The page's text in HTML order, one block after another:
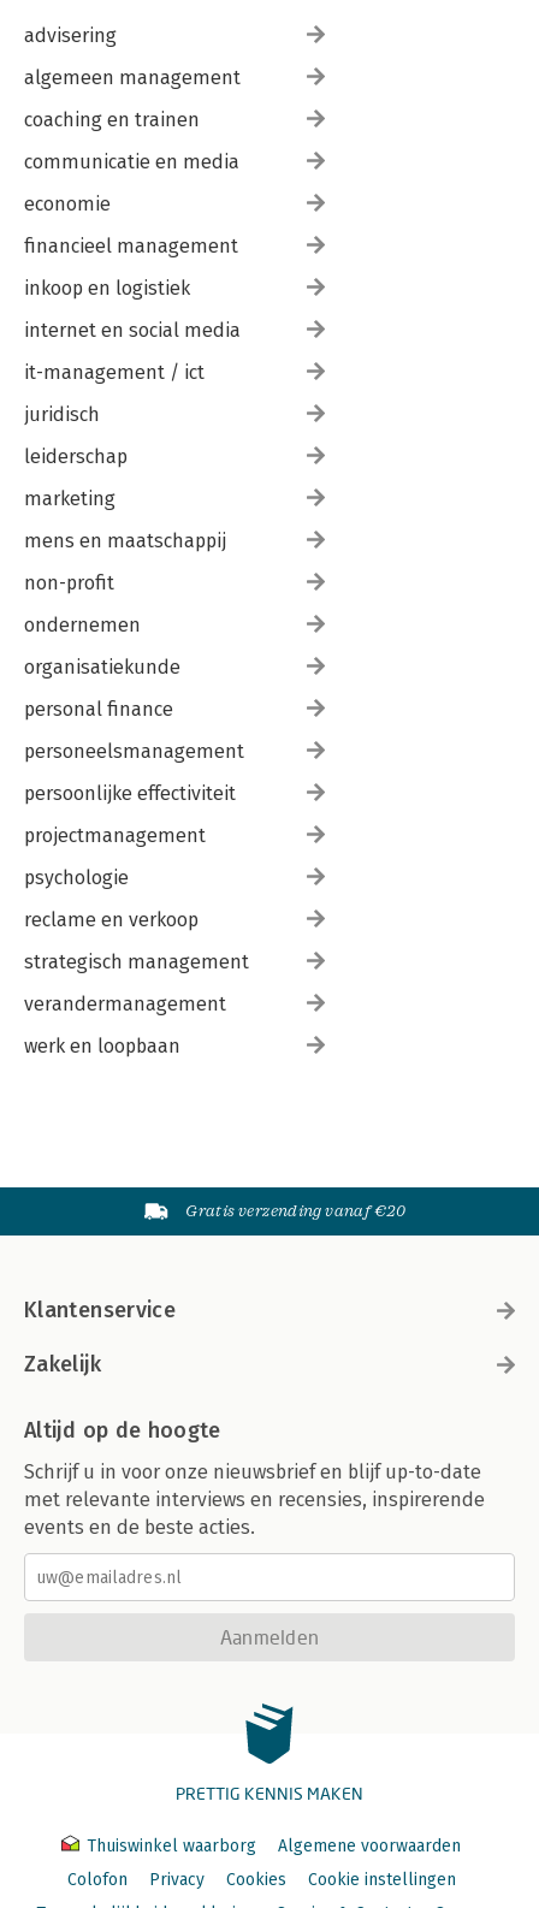
advisering
algemeen management
coaching en trainen
communicatie en media
economie
financieel management
inkoop en logistiek
internet en social media
it-management / ict
juridisch
leiderschap
marketing
mens en maatschappij
non-profit
ondernemen
organisatiekunde
personal finance
personeelsmanagement
persoonlijke effectiviteit
projectmanagement
psychologie
reclame en verkoop
strategisch management
verandermanagement
werk en loopbaan
Gratis verzending vanaf €20
Klantenservice
Zakelijk
Altijd op de hoogte
Schrijf u in voor onze nieuwsbrief en blijf up-to-date
met relevante interviews en recensies, inspirerende
events en de beste acties.
Aanmelden
PRETTIG KENNIS MAKEN
Thuiswinkel waarborg
Algemene voorwaarden
Colofon
Privacy Cookies
Cookie instellingen